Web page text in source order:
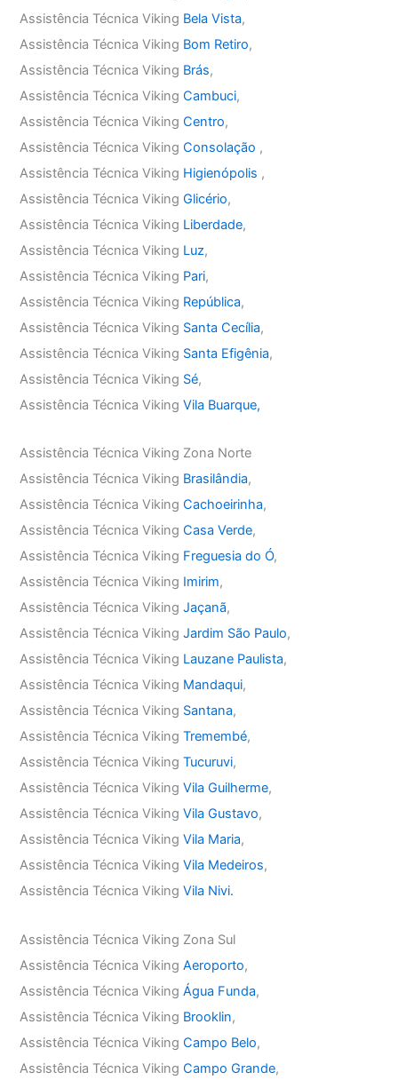
Assistência Técnica Viking Bela Vista,
Assistência Técnica Viking Bom Retiro,
Assistência Técnica Viking Brás,
Assistência Técnica VikingCambuci,
Assistência Técnica VikingCentro,
Assistência Técnica VikingConsolação ,
Assistência Técnica Viking Higienópolis ,
Assistência Técnica VikingGlicério,
Assistência Técnica Viking Liberdade,
Assistência Técnica Viking Luz,
Assistência Técnica Viking Pari,
Assistência Técnica Viking República,
Assistência Técnica Viking Santa Cecília,
Assistência Técnica Viking Santa Efigênia,
Assistência Técnica Viking Sé,
Assistência Técnica VikingVila Buarque,
Assistência Técnica Viking Zona Norte
Assistência Técnica Viking Brasilândia,
Assistência Técnica VikingCachoeirinha,
Assistência Técnica VikingCasa Verde,
Assistência Técnica Viking Freguesia do Ó,
Assistência Técnica Viking Imirim,
Assistência Técnica VikingJaçanã,
Assistência Técnica VikingJardim São Paulo,
Assistência Técnica Viking Lauzane Paulista,
Assistência Técnica Viking Mandaqui,
Assistência Técnica Viking Santana,
Assistência Técnica VikingTremembé,
Assistência Técnica VikingTucuruvi,
Assistência Técnica VikingVila Guilherme,
Assistência Técnica VikingVila Gustavo,
Assistência Técnica VikingVila Maria,
Assistência Técnica VikingVila Medeiros,
Assistência Técnica VikingVila Nivi.
Assistência Técnica Viking Zona Sul
Assistência Técnica VikingAeroporto,
Assistência Técnica VikingÁgua Funda,
Assistência Técnica Viking Brooklin,
Assistência Técnica VikingCampo Belo,
Assistência Técnica VikingCampo Grande,